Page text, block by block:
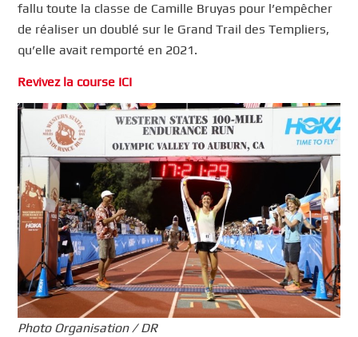
fallu toute la classe de Camille Bruyas pour l’empêcher
de réaliser un doublé sur le Grand Trail des Templiers,
qu’elle avait remporté en 2021.
Revivez la course ICI
Photo Organisation / DR